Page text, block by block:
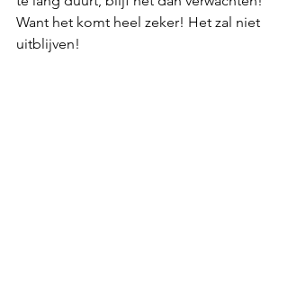
Want het komt heel zeker! Het zal niet
uitblijven!